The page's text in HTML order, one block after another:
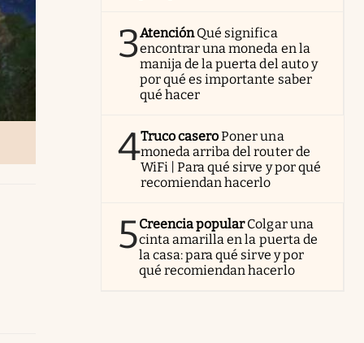
3AtenciónQué significa
encontrar una moneda en la
manija de la puerta del auto y
por qué es importante saber
qué hacer
4Truco caseroPoner una
moneda arriba del router de
WiFi | Para qué sirve y por qué
recomiendan hacerlo
5Creencia popularColgar una
cinta amarilla en la puerta de
la casa: para qué sirve y por
qué recomiendan hacerlo